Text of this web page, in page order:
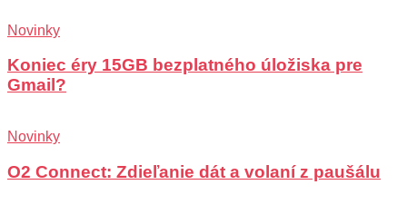
Novinky
Koniec éry 15GB bezplatného úložiska pre
Gmail?
Novinky
O2 Connect: Zdieľanie dát a volaní z paušálu